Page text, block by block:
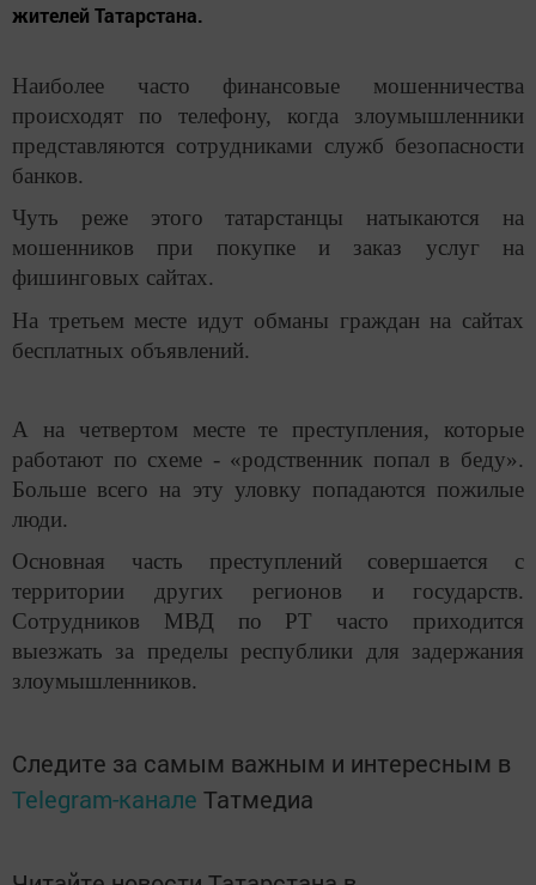
жителей Татарстана.
Наиболее часто финансовые мошенничества
происходят по телефону, когда злоумышленники
представляются сотрудниками служб безопасности
банков.
Чуть реже этого татарстанцы натыкаются на
мошенников при покупке и заказ услуг на
фишинговых сайтах.
На третьем месте идут обманы граждан на сайтах
бесплатных объявлений.
А на четвертом месте те преступления, которые
работают по схеме - «родственник попал в беду».
Больше всего на эту уловку попадаются пожилые
люди.
Основная часть преступлений совершается с
территории других регионов и государств.
Сотрудников МВД по РТ часто приходится
выезжать за пределы республики для задержания
злоумышленников.
Следите за самым важным и интересным в
Telegram-канале Татмедиа